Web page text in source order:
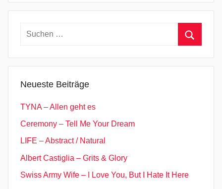
Suchen
Neueste Beiträge
TYNA – Allen geht es
Ceremony – Tell Me Your Dream
LIFE – Abstract / Natural
Albert Castiglia – Grits & Glory
Swiss Army Wife – I Love You, But I Hate It Here